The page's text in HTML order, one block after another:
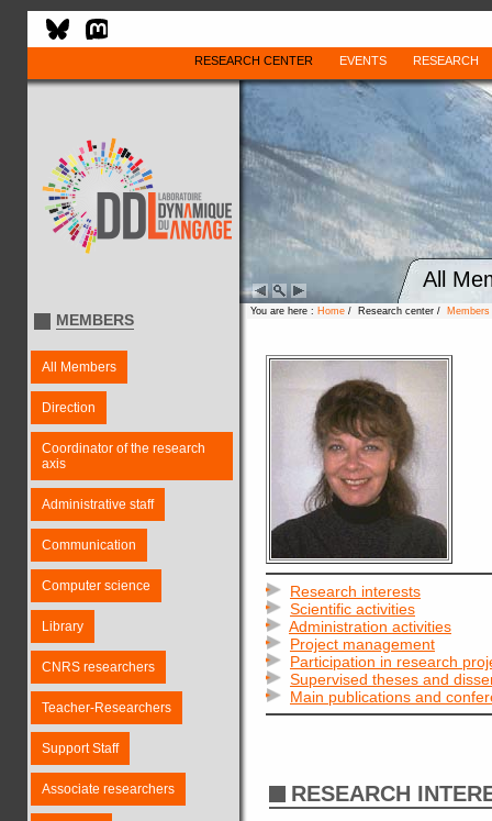
RESEARCH CENTER EVENTS RESEARCH
All
MEMBERS
All Members
Direction
Coordinator of the research
axis
Administrative staff
Communication
Computer science
Library
CNRS researchers
Teacher-Researchers
Support Staff
Associate researchers
You are here : Home / Research center / Members
Research interests
Scientific activities
Administration activities
Project management
Participation in research
Supervised theses and
Main publications and
RESEARCH